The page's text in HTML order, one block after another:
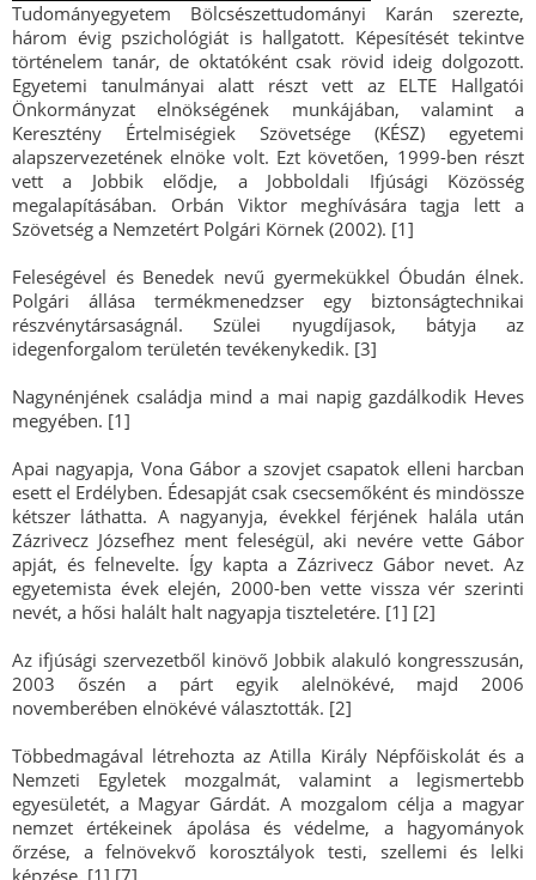
Tudományegyetem Bölcsészettudományi Karán szerezte,
három évig pszichológiát is hallgatott. Képesítését tekintve
történelem tanár, de oktatóként csak rövid ideig dolgozott.
Egyetemi tanulmányai alatt részt vett az ELTE Hallgatói
Önkormányzat elnökségének munkájában, valamint a
Keresztény Értelmiségiek Szövetsége (KÉSZ) egyetemi
alapszervezetének elnöke volt. Ezt követően, 1999-ben részt
vett a Jobbik elődje, a Jobboldali Ifjúsági Közösség
megalapításában. Orbán Viktor meghívására tagja lett a
Szövetség a Nemzetért Polgári Körnek (2002). [1]
Feleségével és Benedek nevű gyermekükkel Óbudán élnek.
Polgári állása termékmenedzser egy biztonságtechnikai
részvénytársaságnál. Szülei nyugdíjasok, bátyja az
idegenforgalom területén tevékenykedik. [3]
Nagynénjének családja mind a mai napig gazdálkodik Heves
megyében. [1]
Apai nagyapja, Vona Gábor a szovjet csapatok elleni harcban
esett el Erdélyben. Édesapját csak csecsemőként és mindössze
kétszer láthatta. A nagyanyja, évekkel férjének halála után
Zázrivecz Józsefhez ment feleségül, aki nevére vette Gábor
apját, és felnevelte. Így kapta a Zázrivecz Gábor nevet. Az
egyetemista évek elején, 2000-ben vette vissza vér szerinti
nevét, a hősi halált halt nagyapja tiszteletére. [1] [2]
Az ifjúsági szervezetből kinövő Jobbik alakuló kongresszusán,
2003 őszén a párt egyik alelnökévé, majd 2006
novemberében elnökévé választották. [2]
Többedmagával létrehozta az Atilla Király Népfőiskolát és a
Nemzeti Egyletek mozgalmát, valamint a legismertebb
egyesületét, a Magyar Gárdát. A mozgalom célja a magyar
nemzet értékeinek ápolása és védelme, a hagyományok
őrzése, a felnövekvő korosztályok testi, szellemi és lelki
képzése. [1] [7]